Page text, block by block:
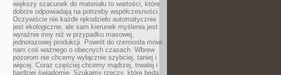
większy szacunek do materiału to wartości, które
dobrze odpowiadają na potrzeby współczesności.
Oczywiście nie każde rękodzieło automatycznie
jest ekologiczne, ale sam kierunek myślenia jest
wyraźnie inny niż w przypadku masowej,
jednorazowej produkcji. Powrót do rzemiosła mówi
nam coś ważnego o obecnych czasach. Wbrew
pozorom nie chcemy wyłącznie szybciej, taniej i
więcej. Coraz częściej chcemy mądrzej, trwalej i
bardziej świadomie. Szukamy rzeczy, które będą